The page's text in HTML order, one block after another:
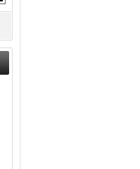
tekbiri nedir? Ne anlama gelir?